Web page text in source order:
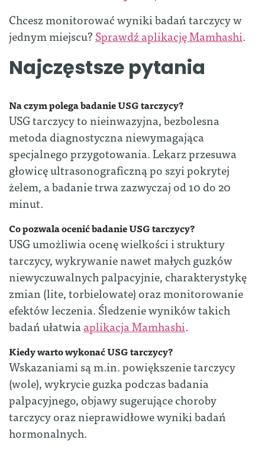
Chcesz monitorować wyniki badań tarczycy w
jednym miejscu?Sprawdź aplikację Mamhashi.
Najczęstsze pytania
Na czym polega badanie USG tarczycy?
USG tarczycy to nieinwazyjna, bezbolesna
metoda diagnostyczna niewymagająca
specjalnego przygotowania. Lekarz przesuwa
głowicę ultrasonograficzną po szyi pokrytej
żelem, a badanie trwa zazwyczaj od 10 do 20
minut.
Co pozwala ocenić badanie USG tarczycy?
USG umożliwia ocenę wielkości i struktury
tarczycy, wykrywanie nawet małych guzków
niewyczuwalnych palpacyjnie, charakterystykę
zmian (lite, torbielowate) oraz monitorowanie
efektów leczenia. Śledzenie wyników takich
badań ułatwiaaplikacja Mamhashi.
Kiedy warto wykonać USG tarczycy?
Wskazaniami są m.in. powiększenie tarczycy
(wole), wykrycie guzka podczas badania
palpacyjnego, objawy sugerujące choroby
tarczycy oraz nieprawidłowe wyniki badań
hormonalnych.